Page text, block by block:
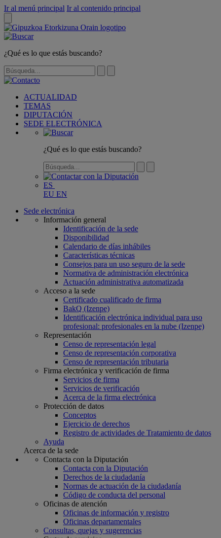
Ir al menú principal Ir al contenido principal
¿Qué es lo que estás buscando?
ACTUALIDAD
TEMAS
DIPUTACIÓN
SEDE ELECTRÓNICA
¿Qué es lo que estás buscando?
ES
EU EN
Sede electrónica
Información general
Identificación de la sede
Disponibilidad
Calendario de días inhábiles
Características técnicas
Consejos para un uso seguro de la sede
Normativa de administración electrónica
Actuación administrativa automatizada
Acceso a la sede
Certificado cualificado de firma
BakQ (Izenpe)
Identificación electrónica individual para uso
profesional: profesionales en la nube (Izenpe)
Representación
Censo de representación legal
Censo de representación corporativa
Censo de representación tributaria
Firma electrónica y verificación de firma
Servicios de firma
Servicios de verificación
Acerca de la firma electrónica
Protección de datos
Conceptos
Ejercicio de derechos
Registro de actividades de Tratamiento de datos
Ayuda
Acerca de la sede
Contacta con la Diputación
Contacta con la Diputación
Derechos de la ciudadanía
Normas de actuación de la ciudadanía
Código de conducta del personal
Oficinas de atención
Oficinas de información y registro
Oficinas departamentales
Consultas, quejas y sugerencias